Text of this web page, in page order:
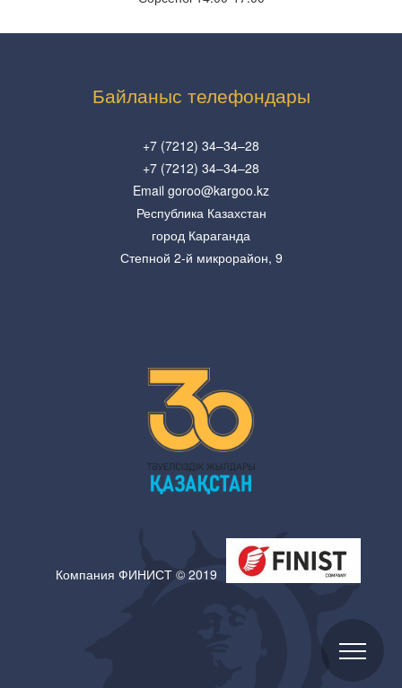
Байланыс телефондары
+7 (7212) 34–34–28
+7 (7212) 34–34–28
Email goroo@kargoo.kz
Республика Казахстан
город Караганда
Степной 2-й микрорайон, 9
Компания ФИНИСТ © 2019